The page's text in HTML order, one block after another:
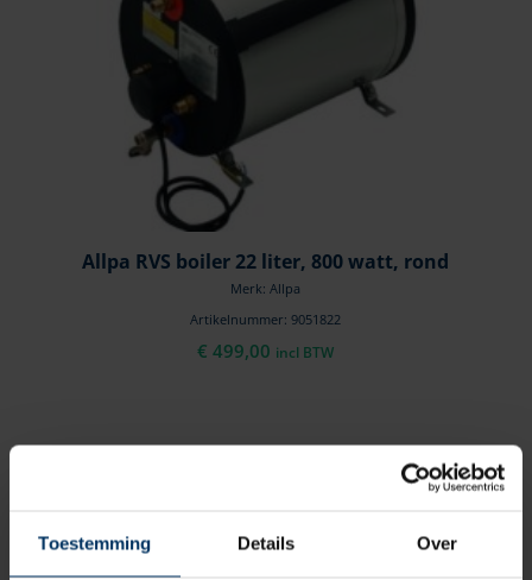
Toestemming Details Over
Allpa RVS boiler 22 liter, 800 watt, rond
Merk: Allpa
Artikelnummer: 9051822
€ 499,00 incl BTW